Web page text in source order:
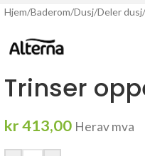
Hjem/Baderom/Dusj/Deler dusj/
Trinser
kr413,00 Herav mva